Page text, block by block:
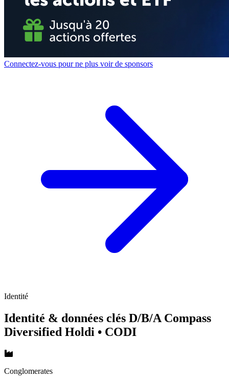
Connectez-vous pour ne plus voir de sponsors
Identité
Identité & données clés D/B/A Compass
Diversified Holdi • CODI
Conglomerates